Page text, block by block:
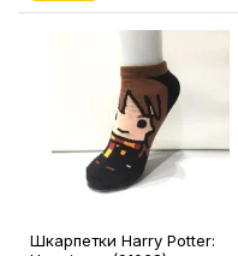
Шкарпетки Harry Potter: